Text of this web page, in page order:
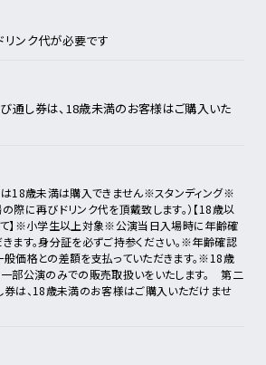
リンク代が必要です
通し券は、18歳未満のお客様はご購入いた
18歳未満は購入できません※スタンディング※
際に再びドリンク代を頂戴致します。） 【18歳以
】 ※小学生以上対象※公演当日入場時に年齢確
ます。身分証を必ずご持参ください。※年齢確認
価格との差額を支払っていただきます。※18歳
部公演のみでの販売取扱いをいたします。
第二
券は、18歳未満のお客様はご購入いただけませ